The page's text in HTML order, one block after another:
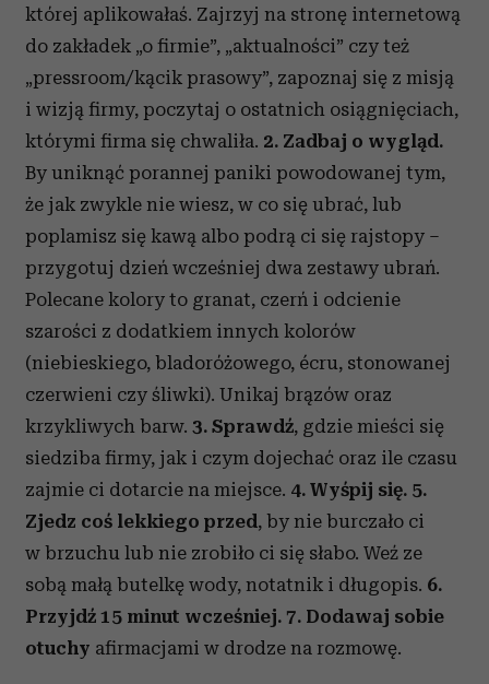
korzystasz z naszej witryny, udostępniamy partnerom
Partnerzy mogą połączyć te informacje z innymi danymi
otrzymanymi od Ciebie lub uzyskanymi podczas
korzystania z ich usług.
której aplikowałaś. Zajrzyj na stronę internetową
do zakładek „o firmie”, „aktualności” czy też
„pressroom/kącik prasowy”, zapoznaj się z misją
i wizją firmy, poczytaj o ostatnich osiągnięciach,
którymi firma się chwaliła. 2. Zadbaj o wygląd.
By uniknąć porannej paniki powodowanej tym,
że jak zwykle nie wiesz, w co się ubrać, lub
poplamisz się kawą albo podrą ci się rajstopy –
przygotuj dzień wcześniej dwa zestawy ubrań.
Polecane kolory to granat, czerń i odcienie
szarości z dodatkiem innych kolorów
(niebieskiego, bladoróżowego, écru, stonowanej
czerwieni czy śliwki). Unikaj brązów oraz
krzykliwych barw. 3. Sprawdź, gdzie mieści się
siedziba firmy, jak i czym dojechać oraz ile czasu
zajmie ci dotarcie na miejsce. 4. Wyśpij się. 5.
Zjedz coś lekkiego przed, by nie burczało ci
w brzuchu lub nie zrobiło ci się słabo. Weź ze
sobą małą butelkę wody, notatnik i długopis. 6.
Przyjdź 15 minut wcześniej. 7. Dodawaj sobie
otuchy afirmacjami w drodze na rozmowę.